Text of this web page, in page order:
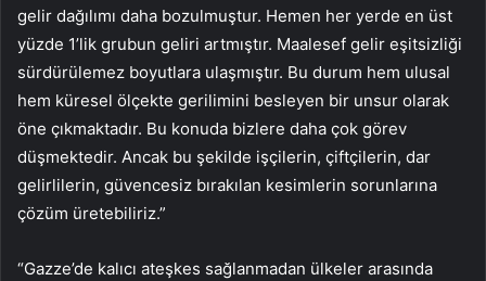
gelir dağılımı daha bozulmuştur. Hemen her yerde en üst
yüzde 1’lik grubun geliri artmıştır. Maalesef gelir eşitsizliği
sürdürülemez boyutlara ulaşmıştır. Bu durum hem ulusal
hem küresel ölçekte gerilimini besleyen bir unsur olarak
öne çıkmaktadır. Bu konuda bizlere daha çok görev
düşmektedir. Ancak bu şekilde işçilerin, çiftçilerin, dar
gelirlilerin, güvencesiz bırakılan kesimlerin sorunlarına
çözüm üretebiliriz.”
“Gazze’de kalıcı ateşkes sağlanmadan ülkeler arasında